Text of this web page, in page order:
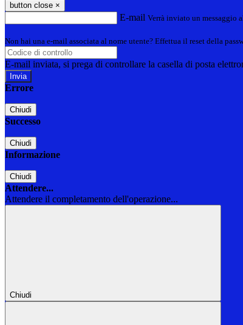
button close ×
E-mail Verrà inviato un messaggio
Non hai una e-mail associata al nome utente? Effettua il reset della
E-mail inviata, si prega di controllare la casella di posta
Errore
Chiudi
Successo
Chiudi
Informazione
Chiudi
Attendere...
Attendere il completamento dell'operazione...
Chiudi